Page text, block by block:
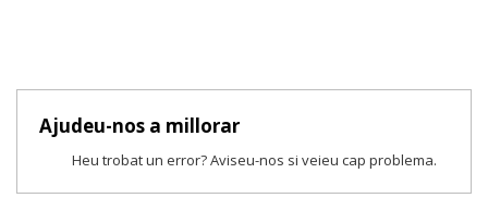
Ajudeu-nos a millorar
Heu trobat un error? Aviseu-nos si veieu cap problema.